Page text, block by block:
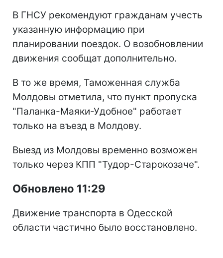
В ГНСУ рекомендуют гражданам учесть
указанную информацию при
планировании поездок. О возобновлении
движения сообщат дополнительно.
В то же время, Таможенная служба
Молдовы отметила, что пункт пропуска
"Паланка-Маяки-Удобное" работает
только на въезд в Молдову.
Выезд из Молдовы временно возможен
только через КПП "Тудор-Старокозаче".
Обновлено 11:29
Движение транспорта в Одесской
области частично было восстановлено.